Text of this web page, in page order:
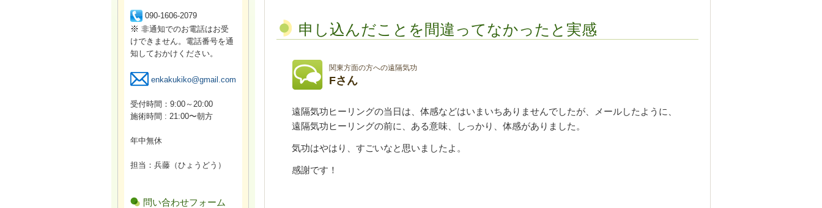
申し込んだことを間違ってなかったと実感
関東方面の方への遠隔気功
Fさん
遠隔気功ヒーリングの当日は、体感などはいまいちありませんでしたが、メールしたように、
遠隔気功ヒーリングの前に、ある意味、しっかり、体感がありました。
気功はやはり、すごいなと思いましたよ。
感謝です！
090-1606-2079
※ 非通知でのお電話はお受
けできません。電話番号を通
知しておかけください。
enkakukiko@gmail.com
受付時間：9:00～20:00
施術時間 : 21:00〜朝方
年中無休
担当：兵藤（ひょうどう）
問い合わせフォーム